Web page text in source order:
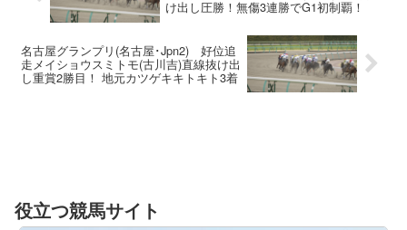
け出し圧勝！無傷3連勝でG1初制覇！
名古屋グランプリ(名古屋･Jpn2) 好位追
走メイショウスミトモ(古川吉)直線抜け出
し重賞2勝目！ 地元カツゲキキトキト3着
役立つ競馬サイト